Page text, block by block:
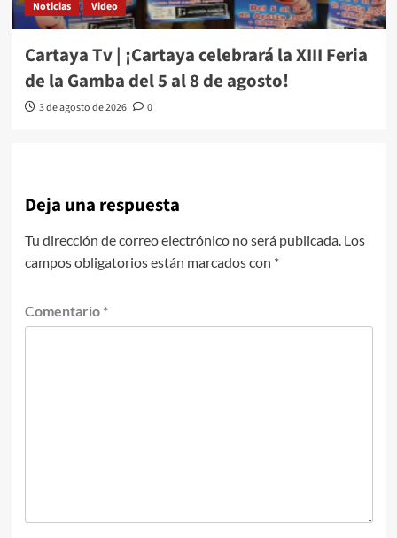
Noticias Video
Cartaya Tv | ¡Cartaya celebrará la XIII Feria
de la Gamba del 5 al 8 de agosto!
3 de agosto de 2026 0
Deja una respuesta
Tu dirección de correo electrónico no será publicada. Los
campos obligatorios están marcados con *
Comentario *